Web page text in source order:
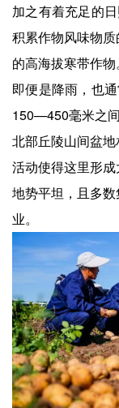
加之有着充足的
积累作物风味物
的高海拔寒带作物。
即便是降雨，也
150—450毫米之
北部丘陵山间盆
活动使得这里形成
地势平坦，且多
业。